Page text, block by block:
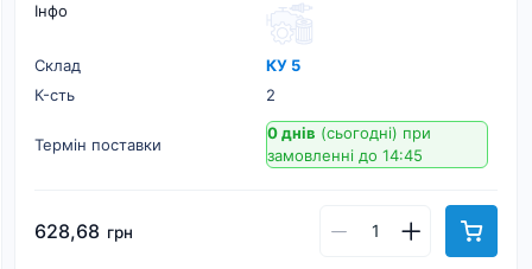
Інфо
Склад
КУ 5
К-cть
2
Термін поставки
0 днів (сьогодні) при
замовленні до 14:45
628,68 грн